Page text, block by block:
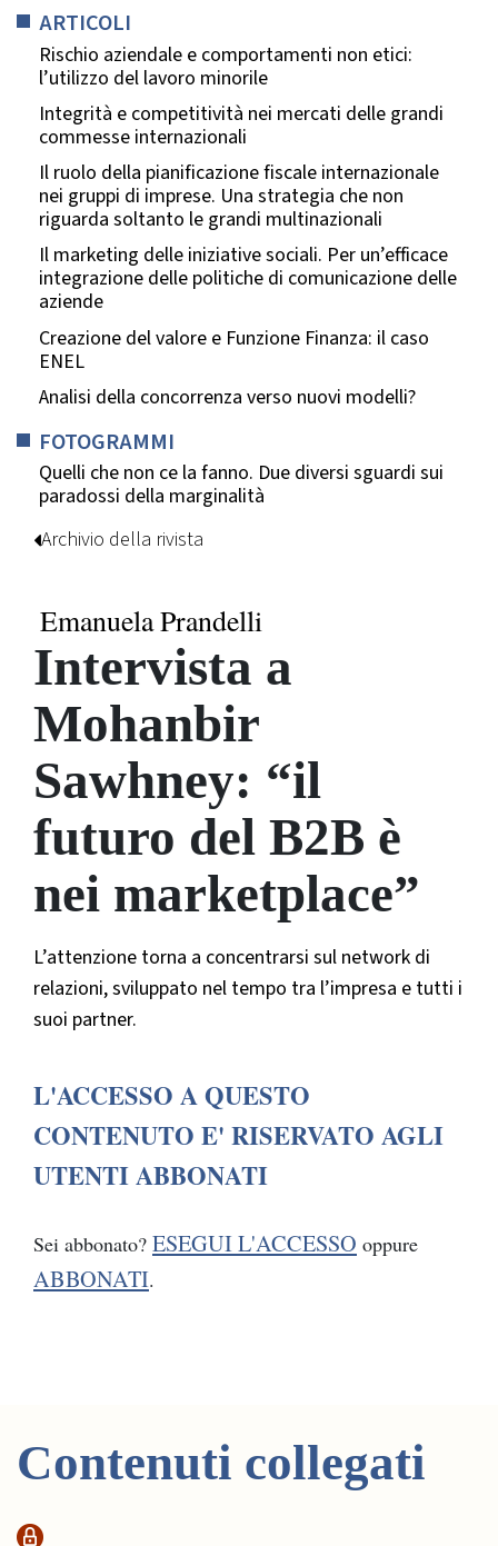
ARTICOLI
Rischio aziendale e comportamenti non etici:
l’utilizzo del lavoro minorile
Integrità e competitività nei mercati delle grandi
commesse internazionali
Il ruolo della pianificazione fiscale internazionale
nei gruppi di imprese. Una strategia che non
riguarda soltanto le grandi multinazionali
Il marketing delle iniziative sociali. Per un’efficace
integrazione delle politiche di comunicazione delle
aziende
Creazione del valore e Funzione Finanza: il caso
ENEL
Analisi della concorrenza verso nuovi modelli?
FOTOGRAMMI
Quelli che non ce la fanno. Due diversi sguardi sui
paradossi della marginalità
Archivio della rivista
Emanuela Prandelli
Intervista a
Mohanbir
Sawhney: “il
futuro del B2B è
nei marketplace”
L’attenzione torna a concentrarsi sul network di
relazioni, sviluppato nel tempo tra l’impresa e tutti i
suoi partner.
L'ACCESSO A QUESTO
CONTENUTO E' RISERVATO AGLI
UTENTI ABBONATI
Sei abbonato? ESEGUI L'ACCESSO oppure
ABBONATI.
Contenuti collegati